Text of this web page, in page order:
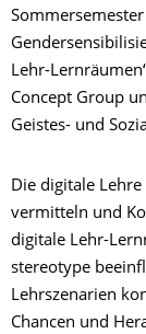
Lehr-
Concept Group
Geistes- und
Die digitale
vermitteln und
digitale Lehr-
stereotype
Lehrszenarien
Chancen und